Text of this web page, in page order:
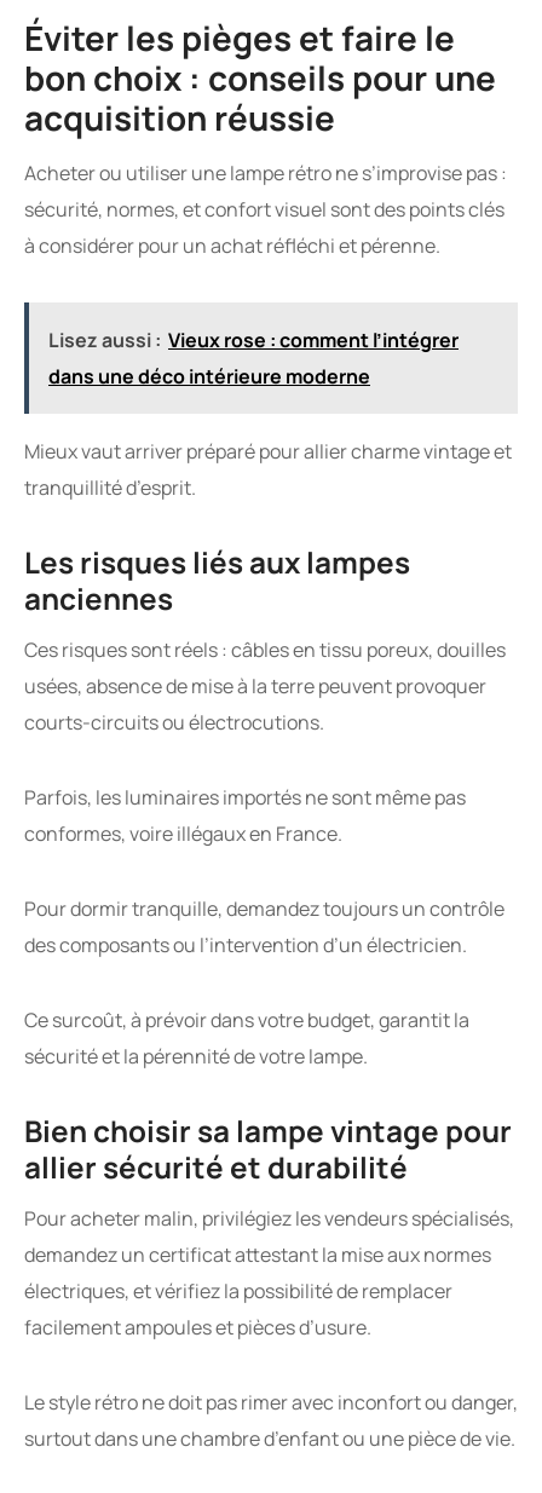
Éviter les pièges et faire le
bon choix : conseils pour une
acquisition réussie
Acheter ou utiliser une lampe rétro ne s’improvise pas :
sécurité, normes, et confort visuel sont des points clés
à considérer pour un achat réfléchi et pérenne.
Lisez aussi : Vieux rose : comment l’intégrer
dans une déco intérieure moderne
Mieux vaut arriver préparé pour allier charme vintage et
tranquillité d’esprit.
Les risques liés aux lampes
anciennes
Ces risques sont réels : câbles en tissu poreux, douilles
usées, absence de mise à la terre peuvent provoquer
courts-circuits ou électrocutions.
Parfois, les luminaires importés ne sont même pas
conformes, voire illégaux en France.
Pour dormir tranquille, demandez toujours un contrôle
des composants ou l’intervention d’un électricien.
Ce surcoût, à prévoir dans votre budget, garantit la
sécurité et la pérennité de votre lampe.
Bien choisir sa lampe vintage pour
allier sécurité et durabilité
Pour acheter malin, privilégiez les vendeurs spécialisés,
demandez un certificat attestant la mise aux normes
électriques, et vérifiez la possibilité de remplacer
facilement ampoules et pièces d’usure.
Le style rétro ne doit pas rimer avec inconfort ou danger,
surtout dans une chambre d’enfant ou une pièce de vie.